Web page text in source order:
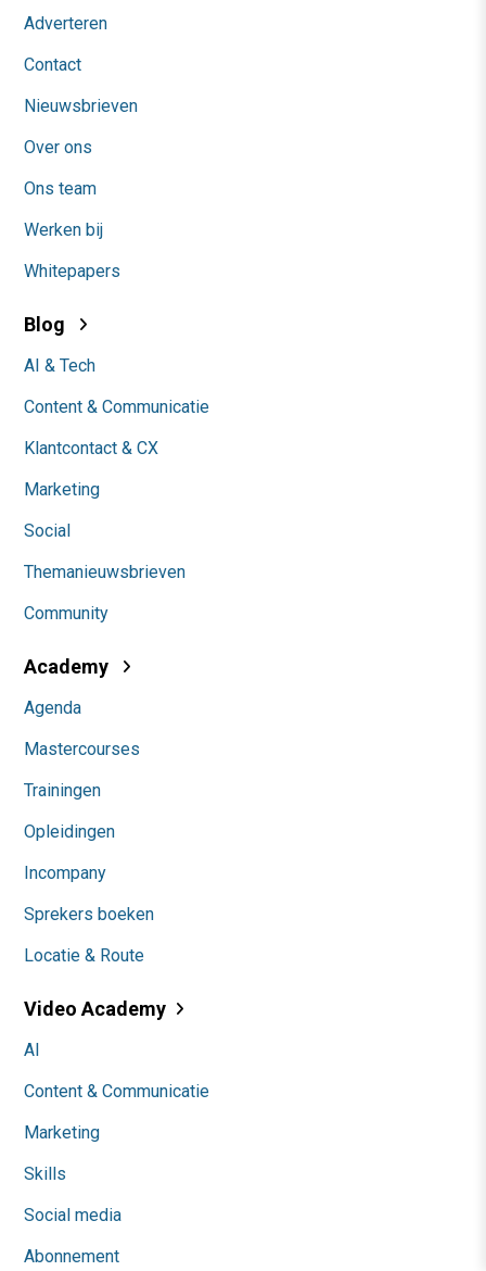
Adverteren
Contact
Nieuwsbrieven
Over ons
Ons team
Werken bij
Whitepapers
Blog
AI & Tech
Content & Communicatie
Klantcontact & CX
Marketing
Social
Themanieuwsbrieven
Community
Academy
Agenda
Mastercourses
Trainingen
Opleidingen
Incompany
Sprekers boeken
Locatie & Route
Video Academy
AI
Content & Communicatie
Marketing
Skills
Social media
Abonnement